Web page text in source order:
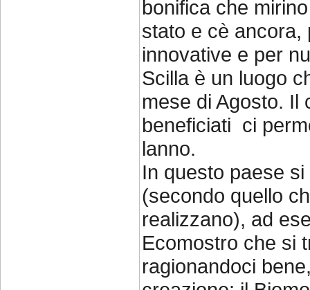
bonifica che
stato e cè ancora,
innovative e per
Scilla è un luogo
mese di Agosto. Il
beneficiati ci
lanno.
In questo paese
(secondo quello
realizzano), ad
Ecomostro che si
ragionandoci